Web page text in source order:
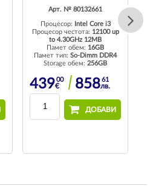
Арт. № 80132661
Процесор:
Intel Core i3
Процесор честота: 12100 up
to 4.30GHz 12MB
Памет обем: 16GB
Памет тип: So-Dimm DDR4
Storage обем: 256GB
43900
€ 85861
лв.
ДОБАВИ